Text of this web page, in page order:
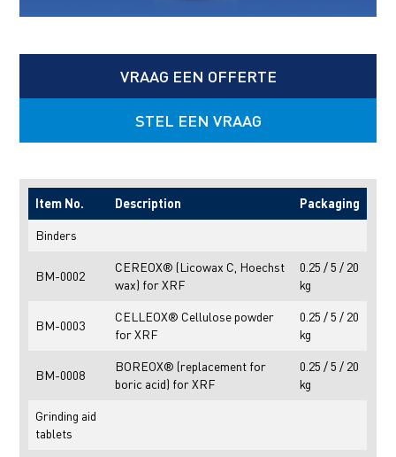
VRAAG EEN OFFERTE
STEL EEN VRAAG
Item No. Description Packaging
Binders
BM-0002
CEREOX® (Licowax C, Hoechst
wax) for XRF
0.25 / 5 / 20
kg
BM-0003
CELLEOX® Cellulose powder
for XRF
0.25 / 5 / 20
kg
BM-0008
BOREOX® (replacement for
boric acid) for XRF
0.25 / 5 / 20
kg
Grinding aid
tablets